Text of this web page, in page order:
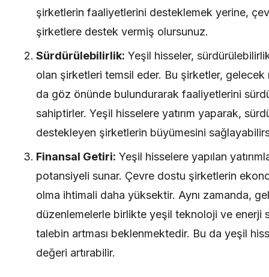
şirketlerin faaliyetlerini desteklemek yerine,
şirketlere destek vermiş olursunuz.
Sürdürülebilirlik: Yeşil hisseler,
olan şirketleri temsil eder. Bu şirketler, gelecek
da göz önünde bulundurarak faaliyetlerini
sahiptirler. Yeşil hisselere yatırım yaparak,
destekleyen şirketlerin büyümesini
Finansal Getiri: Yeşil hisselere yapılan
potansiyeli sunar. Çevre dostu şirketlerin
olma ihtimali daha yüksektir. Aynı zamanda,
düzenlemelerle birlikte yeşil teknoloji ve enerji
talebin artması beklenmektedir. Bu da yeşil
değeri artırabilir.